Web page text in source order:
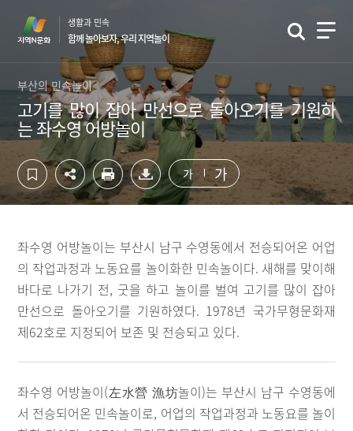
바
가
로
기
생활과 민속
함께 놀아보자, 우리 지역놀이
부산의 민속놀이
고기를 많이 잡아 만선으로 돌아오기를 기원하
는 좌수영 어방놀이
가 가
좌수영 어방놀이는 부산시 남구 수영동에서 전승되어온 어업
의 작업과정과 노동요를 놀이화한 민속놀이다. 새해를 맞이해
바다로 나가기 전, 굿을 하고 놀이를 벌여 고기를 많이 잡아
만선으로 돌아오기를 기원하였다. 1978년 국가무형문화재
제62호로 지정되어 보존 및 전승되고 있다.
좌수영 어방놀이(左水營 漁坊놀이)는 부산시 남구 수영동에
서 전승되어온 민속놀이로, 어업의 작업과정과 노동요를 놀이